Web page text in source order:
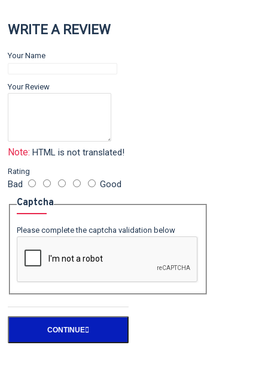
WRITE A REVIEW
Your Name
Your Review
Note: HTML is not translated!
Rating
Bad Good
Captcha
Please complete the captcha validation below
CONTINUE